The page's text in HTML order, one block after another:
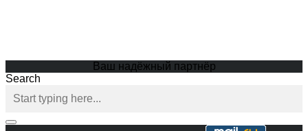
Ваш надёжный партнёр
Search